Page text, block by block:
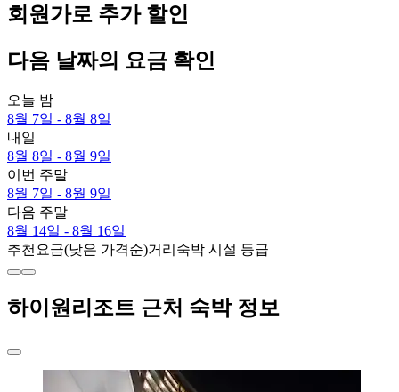
회원가로 추가 할인
다음 날짜의 요금 확인
오늘 밤
8월 7일 - 8월 8일
내일
8월 8일 - 8월 9일
이번 주말
8월 7일 - 8월 9일
다음 주말
8월 14일 - 8월 16일
추천요금(낮은 가격순)거리 숙박 시설 등급
하이원리조트 근처 숙박 정보